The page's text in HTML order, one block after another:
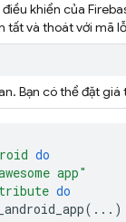
khiển của
tất và thoát với mã
Bạn có thể đặt giá
do
app"
do
( ... )